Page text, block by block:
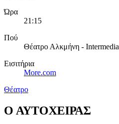
Ώρα
21:15
Πού
Θέατρο Αλκμήνη - Intermedia
Εισιτήρια
More.com
Θέατρο
Ο ΑΥΤΟΧΕΙΡΑΣ